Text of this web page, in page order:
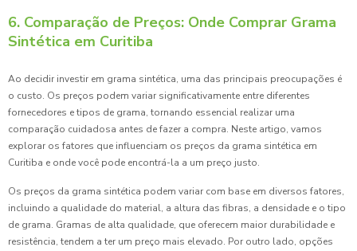
6. Comparação de Preços: Onde Comprar Grama
Sintética em Curitiba
Ao decidir investir em grama sintética, uma das principais preocupações é
o custo. Os preços podem variar significativamente entre diferentes
fornecedores e tipos de grama, tornando essencial realizar uma
comparação cuidadosa antes de fazer a compra. Neste artigo, vamos
explorar os fatores que influenciam os preços da grama sintética em
Curitiba e onde você pode encontrá-la a um preço justo.
Os preços da grama sintética podem variar com base em diversos fatores,
incluindo a qualidade do material, a altura das fibras, a densidade e o tipo
de grama. Gramas de alta qualidade, que oferecem maior durabilidade e
resistência, tendem a ter um preço mais elevado. Por outro lado, opções